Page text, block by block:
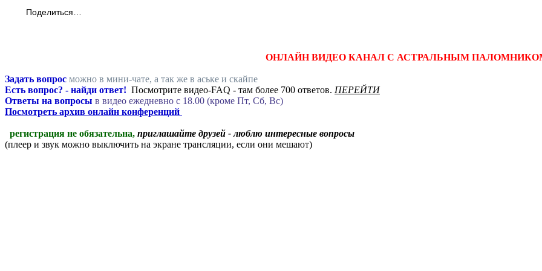
Поделиться…
ОНЛАЙН ВИДЕО КАНАЛ С АСТРАЛЬНЫМ
Задать вопрос можно в мини-чате, а так же в аське и скайпе
Есть вопрос? - найди ответ! Посмотрите видео-FAQ - там более 700 ответов. ПЕРЕЙТИ
Ответы на вопросы в видео ежедневно c 18.00 (кроме Пт, Сб, Вс)
Посмотреть архив онлайн конференций
регистрация не обязательна, приглашайте друзей - люблю интересные вопросы
(плеер и звук можно выключить на экране трансляции, если они мешают)